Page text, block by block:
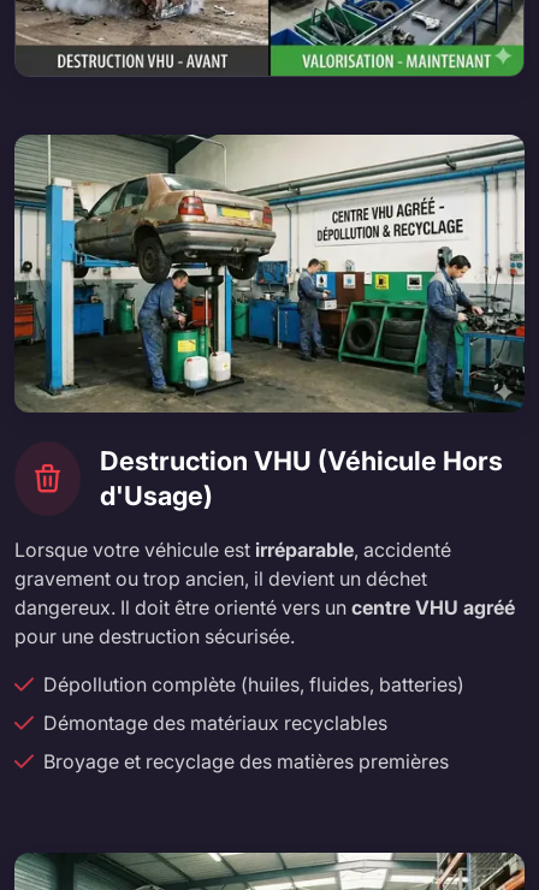
Destruction VHU (Véhicule Hors
d'Usage)
Lorsque votre véhicule est irréparable, accidenté
gravement ou trop ancien, il devient un déchet
dangereux. Il doit être orienté vers un centre VHU agréé
pour une destruction sécurisée.
Dépollution complète (huiles, fluides, batteries)
Démontage des matériaux recyclables
Broyage et recyclage des matières premières